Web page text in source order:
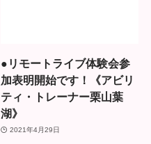
●リモートライブ体験会参
加表明開始です！《アビリ
ティ・トレーナー栗山葉
湖》
2021年4月29日